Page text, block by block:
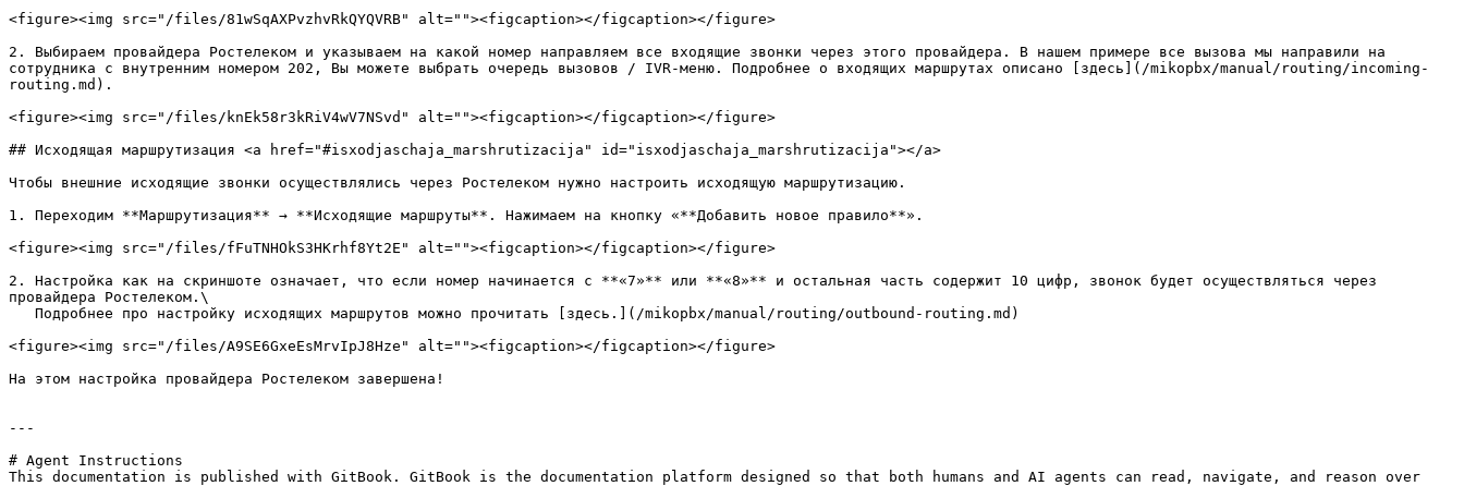
<figure><img src="/files/81wSqAXPvzhvRkQYQVRB" alt=""><figcaption></figcaption></figure>
2. Выбираем провайдера Ростелеком и указываем на какой номер направляем все входящие звонки через этого провайдера. В нашем примере все вызова мы направили на
сотрудника с внутренним номером 202, Вы можете выбрать очередь вызовов / IVR-меню. Подробнее о входящих маршрутах описано [здесь](/mikopbx/manual/routing/incoming-
routing.md).
<figure><img src="/files/knEk58r3kRiV4wV7NSvd" alt=""><figcaption></figcaption></figure>
## Исходящая маршрутизация <a href="#isxodjaschaja_marshrutizacija" id="isxodjaschaja_marshrutizacija"></a>
Чтобы внешние исходящие звонки осуществлялись через Ростелеком нужно настроить исходящую маршрутизацию.
1. Переходим **Маршрутизация** → **Исходящие маршруты**. Нажимаем на кнопку «**Добавить новое правило**».
<figure><img src="/files/fFuTNHOkS3HKrhf8Yt2E" alt=""><figcaption></figcaption></figure>
2. Настройка как на скриншоте означает, что если номер начинается с **«7»** или **«8»** и остальная часть содержит 10 цифр, звонок будет осуществляться через
провайдера Ростелеком.\
<figure><img src="/files/A9SE6GxeEsMrvIpJ8Hze" alt=""><figcaption></figcaption></figure>
На этом настройка провайдера Ростелеком завершена!
---
# Agent Instructions
This documentation is published with GitBook. GitBook is the documentation platform designed so that both humans and AI agents can read, navigate, and reason over